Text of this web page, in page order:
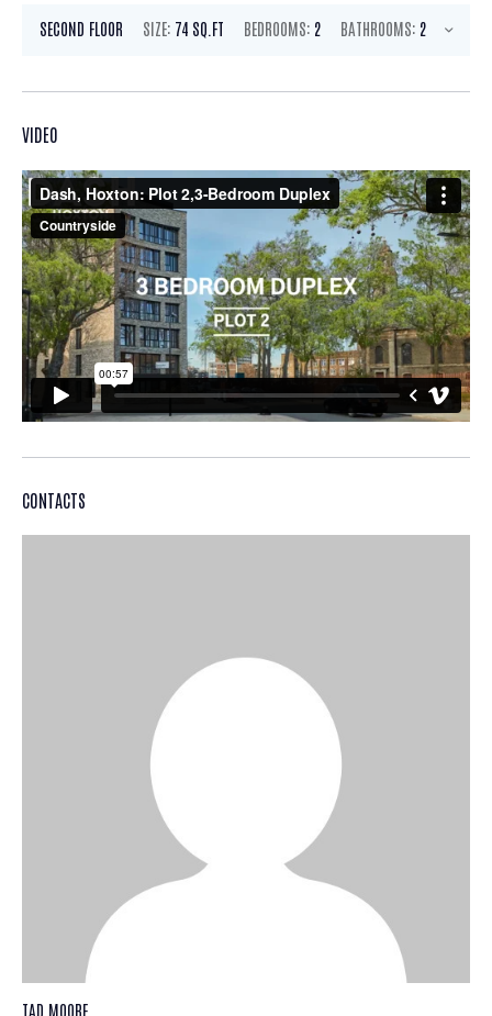
SECOND FLOOR SIZE: 74 SQ.FT BEDROOMS: 2 BATHROOMS: 2
VIDEO
CONTACTS
TAD MOORE